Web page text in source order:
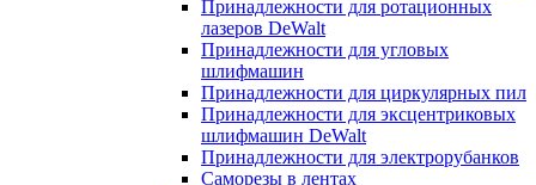
Принадлежности для ротационных
лазеров DeWalt
Принадлежности для угловых
шлифмашин
Принадлежности для циркулярных пил
Принадлежности для эксцентриковых
шлифмашин DeWalt
Принадлежности для электрорубанков
Саморезы в лентах